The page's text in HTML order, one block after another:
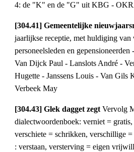
4: de "K" en de "G" uit KBG -
[304.41] Gemeentelijke
jaarlijkse receptie, met huldiging van
personeelsleden en gepensioneerden
Van Dijck Paul - Lanslots André -
Hugette - Janssens Louis - Van Gils
Verbeek May
[304.43] Glek dagget zegt Vervolg
dialectwoordenboek: verniet =
verschiete = schrikken, verschillige
: verstaan, versterving = eigen